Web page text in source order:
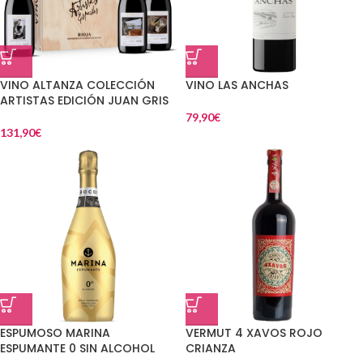
VINO ALTANZA COLECCIÓN
ARTISTAS EDICIÓN JUAN GRIS
131,90€
VINO LAS ANCHAS
79,90€
ESPUMOSO MARINA
ESPUMANTE 0 SIN ALCOHOL
VERMUT 4 XAVOS ROJO
CRIANZA